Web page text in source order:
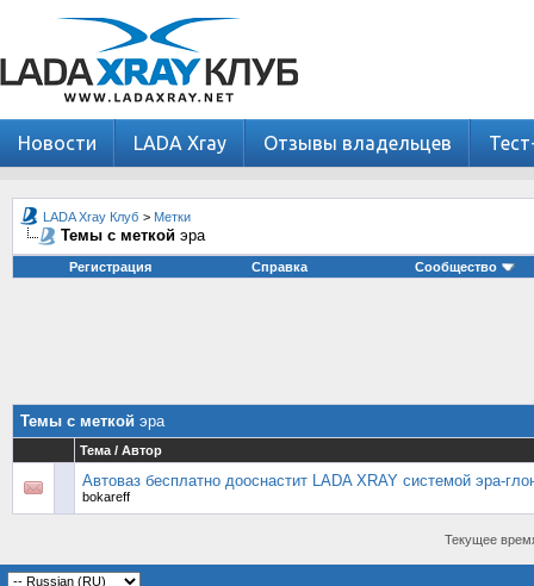
Новости LADA Xray Отзывы владельцев
LADA Xray Клуб > Метки
Темы с меткой эра
Регистрация Справка Сообщество
Темы с меткой эра
Тема / Автор
Автоваз бесплатно дооснастит LADA XRAY системой эра-
bokareff
Текущее